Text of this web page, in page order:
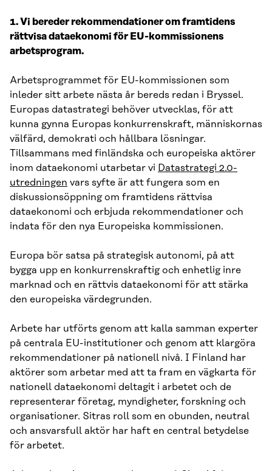
1. Vi bereder rekommendationer om framtidens
rättvisa dataekonomi för EU-kommissionens
arbetsprogram.
Arbetsprogrammet för EU-kommissionen som
inleder sitt arbete nästa år bereds redan i Bryssel.
Europas datastrategi behöver utvecklas, för att
kunna gynna Europas konkurrenskraft, människornas
välfärd, demokrati och hållbara lösningar.
Tillsammans med finländska och europeiska aktörer
inom dataekonomi utarbetar vi Datastrategi 2.0-
utredningen vars syfte är att fungera som en
diskussionsöppning om framtidens rättvisa
dataekonomi och erbjuda rekommendationer och
indata för den nya Europeiska kommissionen.
Europa bör satsa på strategisk autonomi, på att
bygga upp en konkurrenskraftig och enhetlig inre
marknad och en rättvis dataekonomi för att stärka
den europeiska värdegrunden.
Arbete har utförts genom att kalla samman experter
på centrala EU-institutioner och genom att klargöra
rekommendationer på nationell nivå. I Finland har
aktörer som arbetar med att ta fram en vägkarta för
nationell dataekonomi deltagit i arbetet och de
representerar företag, myndigheter, forskning och
organisationer. Sitras roll som en obunden, neutral
och ansvarsfull aktör har haft en central betydelse
för arbetet.